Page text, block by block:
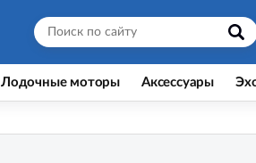
Лодочные моторы Аксессуары